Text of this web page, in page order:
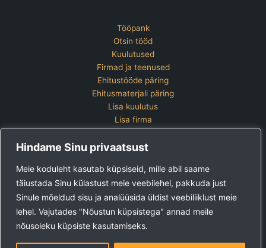
Hindame Sinu privaatsust
Meie koduleht kasutab küpsiseid, mille abil saame
täiustada Sinu külastust meie veebilehel, pakkuda just
Sinule mõeldud sisu ja analüüsida üldist veebiliiklust meie
lehel. Vajutades "Nõustun küpsistega" annad meile
nõusoleku küpsiste kasutamiseks.
Tööpank
Otsin tööd
Kuulutused
Firmad ja teenused
Ehitustööde päring
Ehitusmaterjali päring
Lisa kuulutus
Lisa firma
Kontakt
Lisa kuulutus
Vaata ettevõtete pakette
Ehitus24 OÜ
Tel:+372 5123 867 (E-R 9-15)
E-post: kuulutused@ehitus24.ee
Copyright © 2026 Ehitus24